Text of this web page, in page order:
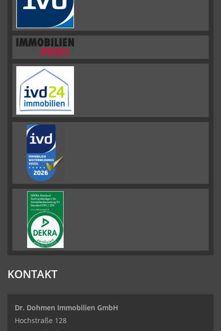
KONTAKT
Dr. Dohmen Immobilien GmbH
Hochstraße 128